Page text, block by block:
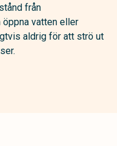
från
öppna vatten eller
aldrig för att strö ut